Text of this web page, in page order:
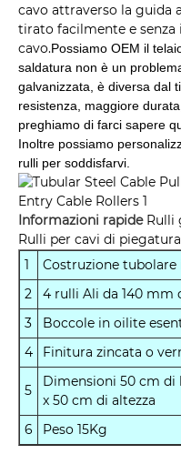
cavo attraverso la guida
tirato facilmente e
cavo.Possiamo OEM il
saldatura non è un
galvanizzata, è diversa dal
resistenza, maggiore
preghiamo di farci sapere
Inoltre possiamo
rulli per soddisfarvi.
Informazioni rapide Rulli
Rulli per cavi di
1
Costruzione
2
4 rulli Ali da 140 mm
3
Boccole in oilite
4
Finitura zincata o
5
Dimensioni 50 cm di
x 50 cm di altezza
6
Peso 15Kg